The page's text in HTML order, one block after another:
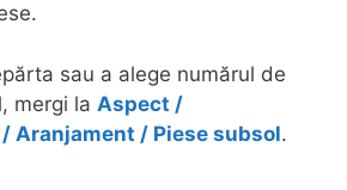
sau a alege numărul de
mergi la Aspect /
Aranjament / Piese subsol.